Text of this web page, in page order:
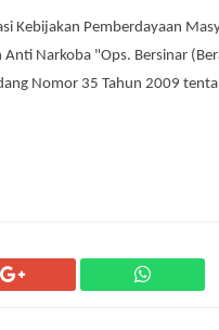
Kebijakan Pemberdayaan
Narkoba "Ops. Bersinar
Nomor 35 Tahun 2009